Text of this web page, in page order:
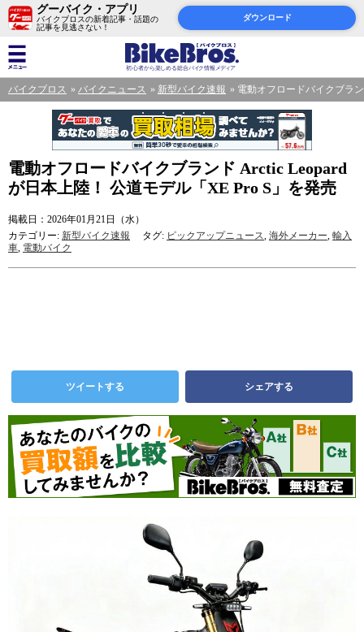
グーバイク・アプリ
バイクブロスの新着記事・話題の
記事を見逃さない！
ダウンロード
バイクブロス バイクニュース 新型バイク速報 電動オフロードバイクブラ
電動オフロードバイクブランド Arctic Leopard
が日本上陸！ 公道モデル「XE Pro S」を発売
掲載日：2026年01月21日（水）
カテゴリー: 新型バイク速報 タグ: ピックアップニュース, 海外メーカー, 輸入
車, 電動バイク
ツイートする シェアする